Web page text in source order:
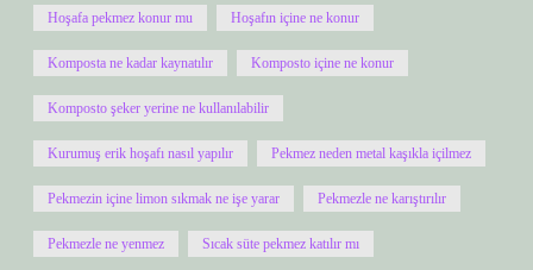
Hoşafa pekmez konur mu Hoşafın içine ne konur
Komposta ne kadar kaynatılır Komposto içine ne konur
Komposto şeker yerine ne kullanılabilir
Kurumuş erik hoşafı nasıl yapılır Pekmez neden metal kaşıkla içilmez
Pekmezin içine limon sıkmak ne işe yarar Pekmezle ne karıştırılır
Pekmezle ne yenmez Sıcak süte pekmez katılır mı